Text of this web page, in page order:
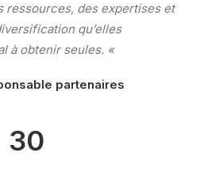
ressources, des expertises et
qu’elles
à obtenir seules. «
partenaires
30